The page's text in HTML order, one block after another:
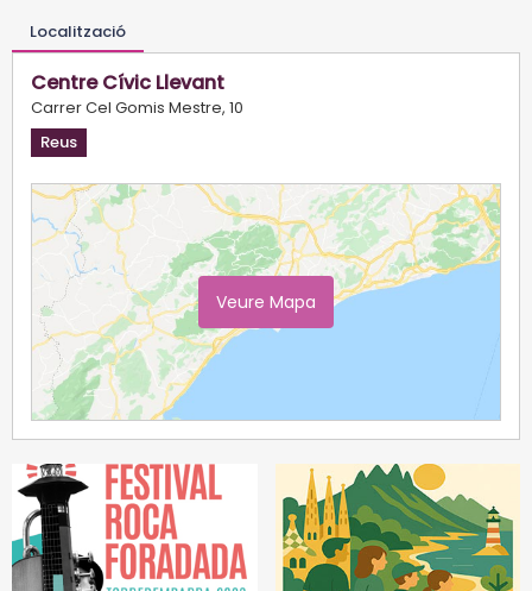
Localització
Centre Cívic Llevant
Carrer Cel Gomis Mestre, 10
Reus
Veure Mapa